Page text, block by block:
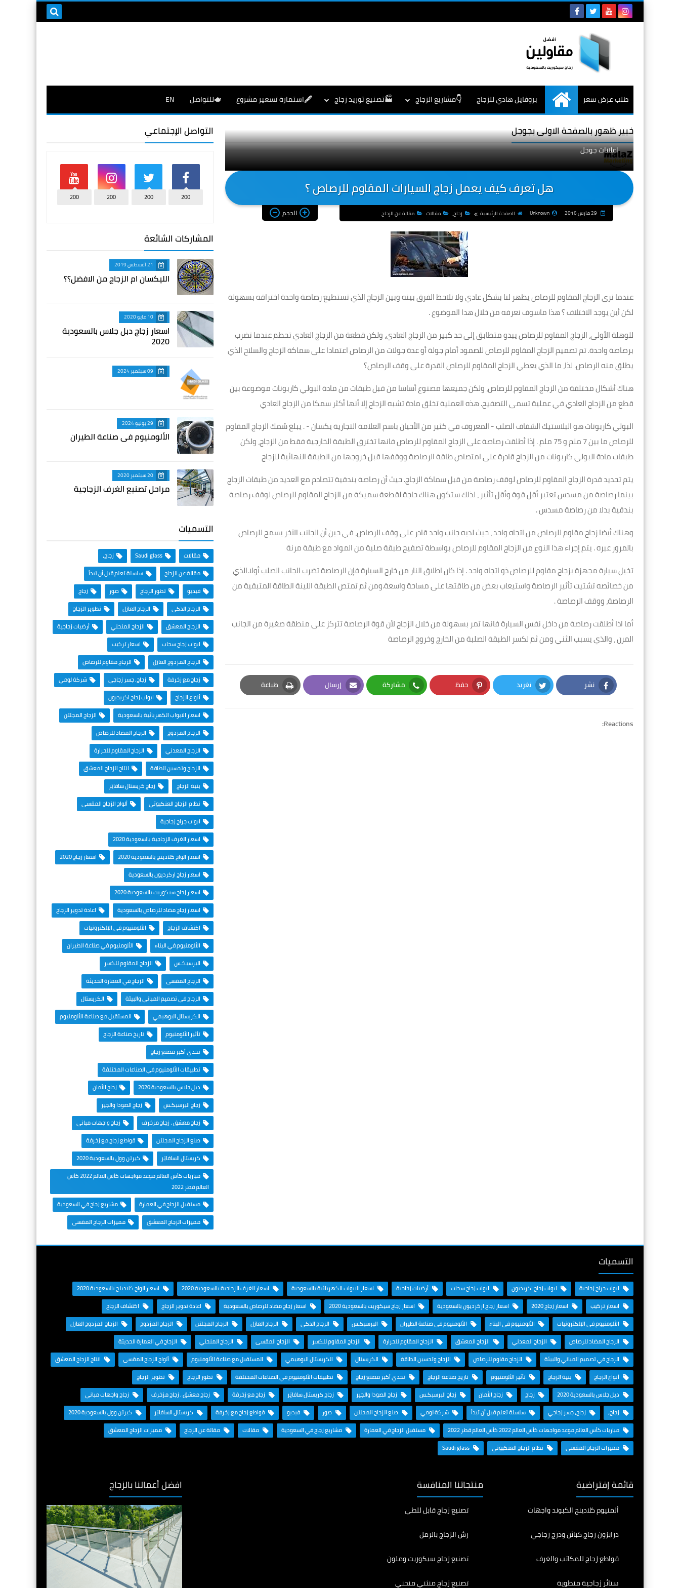
طلب عرض سعر الرئيسية
بروفايل هادي للزجاج 👇مشاريع الزجاج 🏭تصنيع توريد زجاج 🖋️استمارة تسعير مشروع 🫖للتواصل EN
خبير ظهور بالصفحة الاولى بجوجل
اعلانات جوجل
هل تعرف كيف يعمل زجاج السيارات المقاوم للرصاص ؟
Unknown الصفحة الرئيسية زجاج، مقالات مقالة عن الزجاج الحجم
عندما نرى الزجاج المقاوم للرصاص يظهر لنا بشكل عادي ولا نلاحظ الفرق بينه وبين الزجاج الذي تستطيع رصاصة واحدة اختراقه بسهولة
لكن أين يوجد الاختلاف ؟ هذا ماسوف نعرفه من خلال هدا الموضوع .
للوهلة الأولى، الزجاج المقاوم للرصاص يبدو متطابق إلى حد كبير من الزجاج العادي، ولكن قطعة من الزجاج العادي تحطم عندما تضرب
برصاصة واحدة. تم تصميم الزجاج المقاوم للرصاص للصمود أمام جولة أو عدة جولات من الرصاص اعتمادا على سماكة الزجاج والسلاح الذي
يطلق منه الرصاص. لذا، ما الذي يعطي الزجاج المقاوم للرصاص القدرة على وقف الرصاص؟
هناك أشكال مختلفة من الزجاج المقاوم للرصاص، ولكن جميعها مصنوع أساسا من قبل طبقات من مادة البولي كاربونات موضوعة بين
قطع من الزجاج العادي في عملية تسمى التصفيح. هذه العملية تخلق مادة تشبه الزجاج إلا أنها أكثر سمكا من الزجاج العادي
البولي كاربونات هو البلاستيك الشفاف الصلب - المعروف في كثير من الأحيان باسم العلامة التجارية يكسان - . يبلغ سُمك الزجاج المقاوم
للرصاص ما بين 7 ملم و 75 ملم . إذا أطلقت رصاصة على الزجاج المقاوم للرصاص فانها تخترق الطبقة الخارجية فقط من الزجاج، ولكن
طبقات مادة البولي كاربونات من الزجاج قادرة على امتصاص طاقة الرصاصة ووقفها قبل خروجها من الطبقة النهائية للزجاج
يتم تحديد قدرة الزجاج المقاوم للرصاص لوقف رصاصة من قبل سماكة الزجاج. حيث أن رصاصة بندقية تتصادم مع العديد من طبقات الزجاج
بينما رصاصة من مسدس تعتبر أقل قوة وأقل تأثير ، لذلك ستكون هناك حاجة لقطعة سميكة من الزجاج المقاوم للرصاص لوقف رصاصة
بندقية بدلا من رصاصة مسدس .
وهناك أيضا زجاج مقاوم للرصاص من اتجاه واحد ، حيث لديه جانب واحد قادر على وقف الرصاص، في حين أن الجانب الآخر يسمح للرصاص
بالمرور عبره . يتم إجراء هذا النوع من الزجاج المقاوم للرصاص بواسطة تصفيح طبقة صلبة من المواد مع طبقة مرنة
تخيل سيارة مجهزة بزجاج مقاوم للرصاص ذو اتجاه واحد . إذا كان اطلاق النار من خارج السيارة فإن الرصاصة تضرب الجانب الصلب أولا.الذي
من خصائصه تشتيت تأثير الرصاصة واستيعاب بعض من طاقتها على مساحة واسعة.ومن ثم تمتص الطبقة اللينة الطاقة المتبقية من
الرصاصة، ووقف الرصاصة .
أما اذا أطلقت رصاصة من داخل نفس السيارة فانها تمر بسهولة من خلال الزجاج لأن قوة الرصاصة تتركز على منطقة صغيرة من الجانب
المرن ، والذي يسبب الثني ومن ثم لكسر الطبقة الصلبة من الخارج وخروج الرصاصة
نشر
Facebook
تغريد
Twitter
حفظ
Pinterest
مشاركة
Whatsapp
إرسال
Email
طباعة
Print
Reactions:
التواصل الإجتماعي
200
200
200
200
المشاركات الشائعة
21 أغسطس 2019
الليكسان ام الزجاج من الافضل؟؟
10 مايو 2020
اسعار زجاج دبل جلاس بالسعودية
2020
09 سبتمبر 2024
29 يوليو 2024
الألومنيوم في صناعة الطيران
20 سبتمبر 2020
مراحل تصنيع الغرف الزجاجية
التسميات
مقالات Saudi glass
زجاج،
مقالة عن الزجاج
سلسلة تعلم قبل أن تبدأ
فيديو
تطور الزجاج صور
زجاج
الزجاج الذكي
الزجاج العازل
تطوير الزجاج
الزجاج المعشق
الزجاج المنحني
أرضيات زجاجية
ابواب زجاج سحاب
اسعار تركيب
الزجاج المزدوج العازل
الزجاج مقاوم للرصاص
زجاج مع زخرفة
زجاج، جسر زجاجي
شركة لومي
أنواع الزجاج
ابواب زجاج اكريديون
اسعار الابواب الكهربائية بالسعودية
الزجاج المجلتن
الزجاج المزدوج
الزجاج المضاد للرصاص
الزجاج المعدني
الزجاج المقاوم للحرارة
الزجاج وتحسين الطاقة
انتاج الزجاج المعشق
بنية الزجاج
زجاج كريستال سافايَر
نظام الزجاج العنكبوتي
ألواح الزجاج المقسى
ابواب جراج زجاجية
اسعار الغرف الزجاجية بالسعودية 2020
اسعار الواح كلادينج بالسعودية 2020
اسعار زجاج 2020
اسعار زجاج اركرديون بالسعودية
اسعار زجاج سيكوريت بالسعودية 2020
اسعار زجاج مضاد للرصاص بالسعودية
اعادة تدوير الزجاج
اكتشاف الزجاج
الألومنيوم في الإلكترونيات
الألومنيوم في البناء
الألومنيوم في صناعة الطيران
البرسبكـس
الزجاج المقاوم للكسر
الزجاج المقسى
الزجاج في العمارة الحديثة
الزجاج في تصميم المباني والبيئة
الكريستال
الكريستال البوهيمي
المستقبل مع صناعة الألومنيوم
تأثير الألومنيوم
تاريخ صناعة الزجاج
تحدي أكبر مصنع زجاج
تطبيقات الألومنيوم في الصناعات المختلفة
دبل جلاس بالسعودية 2020
زجاج الأمان
زجاج البرسبكـس
زجاج الصودا والجير
زجاج معشق ، زجاج مزخرف
زجاج واجهات مباني
صنع الزجاج المجلتن
قواطع زجاج مع زخرفة
كريستال السافايَر
كيرتن وول بالسعودية 2020
مباريات كأس العالم موعد مواجهات كأس العالم 2022 كأس
العالم قطر 2022
مستقبل الزجاج في العمارة
مشاريع زجاج في السعودية
مميزات الزجاج المعشق
مميزات الزجاج المقسى
التسميات
ابواب جراج زجاجية ابواب زجاج اكريديون ابواب زجاج سحاب أرضيات زجاجية اسعار الابواب الكهربائية بالسعودية اسعار الغرف الزجاجية بالسعودية 2020
اسعار الواح كلادينج بالسعودية 2020
اسعار تركيب
اسعار زجاج 2020 اسعار زجاج اركرديون بالسعودية اسعار زجاج سيكوريت بالسعودية 2020 اسعار زجاج مضاد للرصاص بالسعودية اعادة تدوير الزجاج
اكتشاف الزجاج
الألومنيوم في الإلكترونيات
الألومنيوم في البناء الألومنيوم في صناعة الطيران البرسبكـس الزجاج الذكي الزجاج العازل الزجاج المجلتن الزجاج المزدوج
الزجاج المزدوج العازل
الزجاج المضاد للرصاص
الزجاج المعدني الزجاج المعشق الزجاج المقاوم للحرارة الزجاج المقاوم للكسر الزجاج المقسى الزجاج المنحني
الزجاج في العمارة الحديثة
الزجاج في تصميم المباني والبيئة
الزجاج مقاوم للرصاص الزجاج وتحسين الطاقة الكريستال الكريستال البوهيمي المستقبل مع صناعة الألومنيوم ألواح الزجاج المقسى
انتاج الزجاج المعشق
أنواع الزجاج
بنية الزجاج تأثير الألومنيوم تاريخ صناعة الزجاج تحدي أكبر مصنع زجاج تطبيقات الألومنيوم في الصناعات المختلفة تطور الزجاج
تطوير الزجاج
دبل جلاس بالسعودية 2020
زجاج زجاج الأمان زجاج البرسبكـس زجاج الصودا والجير زجاج كريستال سافايَر زجاج مع زخرفة زجاج معشق ، زجاج مزخرف
زجاج واجهات مباني
زجاج،
زجاج، جسر زجاجي سلسلة تعلم قبل أن تبدأ شركة لومي صنع الزجاج المجلتن صور فيديو قواطع زجاج مع زخرفة كريستال السافايَر
كيرتن وول بالسعودية 2020
مباريات كأس العالم موعد مواجهات كأس العالم 2022 كأس العالم قطر 2022
مستقبل الزجاج في العمارة مشاريع زجاج في السعودية مقالات مقالة عن الزجاج
مميزات الزجاج المعشق
مميزات الزجاج المقسى
نظام الزجاج العنكبوتي
قائمة إفتراضية
ألمنيوم كلادينج الكبوند واجهات
درابزون زجاج كبائن ودرج زجاجي
قواطع زجاج للمكاتب والغرف
ستائر زجاجية منطوية
منتجاتنا المنافسة
تصنيع زجاج قابل للطي
رش الزجاج بالرمل
تصنيع زجاج سيكوريت وملون
تصنيع زجاج منثني منحني
افضل أعمالنا بالزجاج